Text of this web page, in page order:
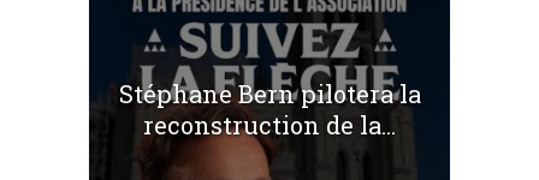
Stéphane Bern pilotera la
reconstruction de la...